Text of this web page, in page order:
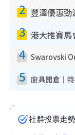
2
3
4
5